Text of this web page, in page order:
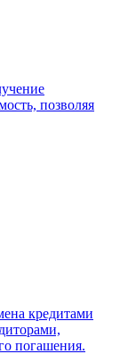
позволяя
кредитами
погашения.